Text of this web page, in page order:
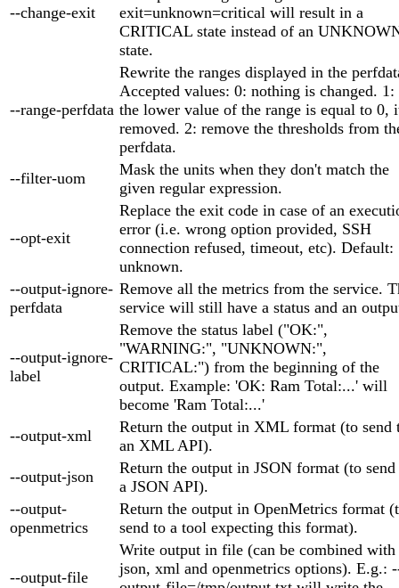
--change-exit
exit=unknown=critical will result in a
CRITICAL state instead of an
state.
--range-perfdata
Rewrite the ranges displayed in the
Accepted values: 0: nothing is changed.
the lower value of the range is equal to 0,
removed. 2: remove the thresholds from
perfdata.
--filter-uom
Mask the units when they don't match the
given regular expression.
--opt-exit
Replace the exit code in case of an
error (i.e. wrong option provided, SSH
connection refused, timeout, etc). Default:
unknown.
--output-ignore-
perfdata
Remove all the metrics from the service.
service will still have a status and an
--output-ignore-
label
Remove the status label ("OK:",
"WARNING:", "UNKNOWN:",
CRITICAL:") from the beginning of the
output. Example: 'OK: Ram Total:...' will
become 'Ram Total:...'
--output-xml
Return the output in XML format (to send
an XML API).
--output-json
Return the output in JSON format (to
a JSON API).
--output-
openmetrics
Return the output in OpenMetrics format
send to a tool expecting this format).
--output-file
Write output in file (can be combined with
json, xml and openmetrics options). E.g.: